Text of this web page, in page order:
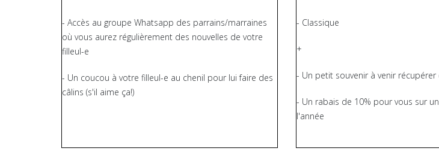
- Accès au groupe Whatsapp des parrains/marraines
où vous aurez régulièrement des nouvelles de votre
filleul-e
- Un coucou à votre filleul-e au chenil pour lui faire des
câlins (s'il aime ça!)
- Classique
+
- Un petit souvenir à venir récupérer
- Un rabais de 10% pour vous sur
l'année